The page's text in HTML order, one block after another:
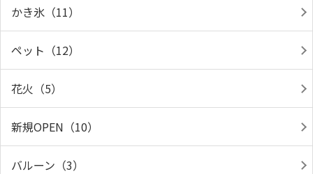
かき氷（11）
ペット（12）
花火（5）
新規OPEN（10）
バルーン（3）